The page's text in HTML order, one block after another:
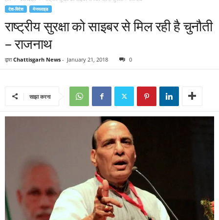
देश-विदेश मेनस्लाइड
राष्ट्रीय सुरक्षा को साइबर से मिल रही है चुनौती
– राजनाथ
द्वारा Chattisgarh News - January 21, 2018 0
साझा करना